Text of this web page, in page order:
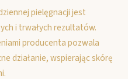
pielęgnacji jest
i trwałych rezultatów.
producenta pozwala
działanie, wspierając skórę